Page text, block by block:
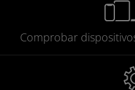
Comprobar